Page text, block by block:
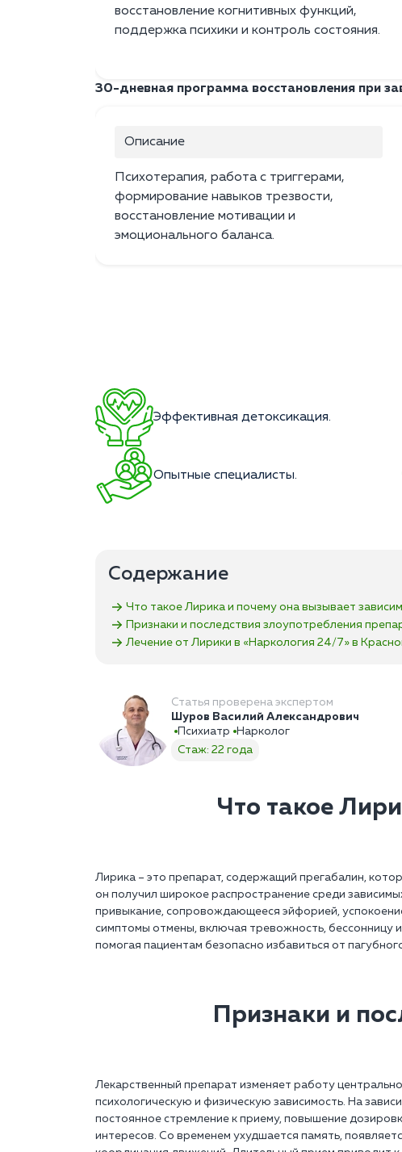
восстановление когнитивных функций,
поддержка психики и контроль состояния.
30-дневная программа восстановления при
Описание
Психотерапия, работа с триггерами,
формирование навыков трезвости,
восстановление мотивации и
эмоционального баланса.
Эффективная детоксикация.
Опытные специалисты.
Содержание
Что такое Лирика и почему она вызывает
Признаки и последствия злоупотребления
Лечение от Лирики в «Наркология 24/7»‎ в
Статья проверена экспертом
Шуров Василий Александрович
Психиатр
Нарколог
Стаж: 22 года
Что такое
Лирика – это препарат, содержащий прегабалин,
он получил широкое распространение среди
привыкание, сопровождающееся эйфорией,
симптомы отмены, включая тревожность, бессонницу
помогая пациентам безопасно избавиться от
Признаки и
Лекарственный препарат изменяет работу
психологическую и физическую зависимость. На
постоянное стремление к приему, повышение
интересов. Со временем ухудшается память,